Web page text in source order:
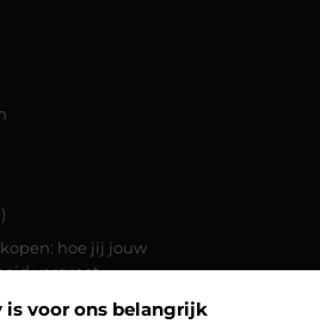
is voor ons belangrijk
hoe jij jouw
vergroot
te verdienen met je